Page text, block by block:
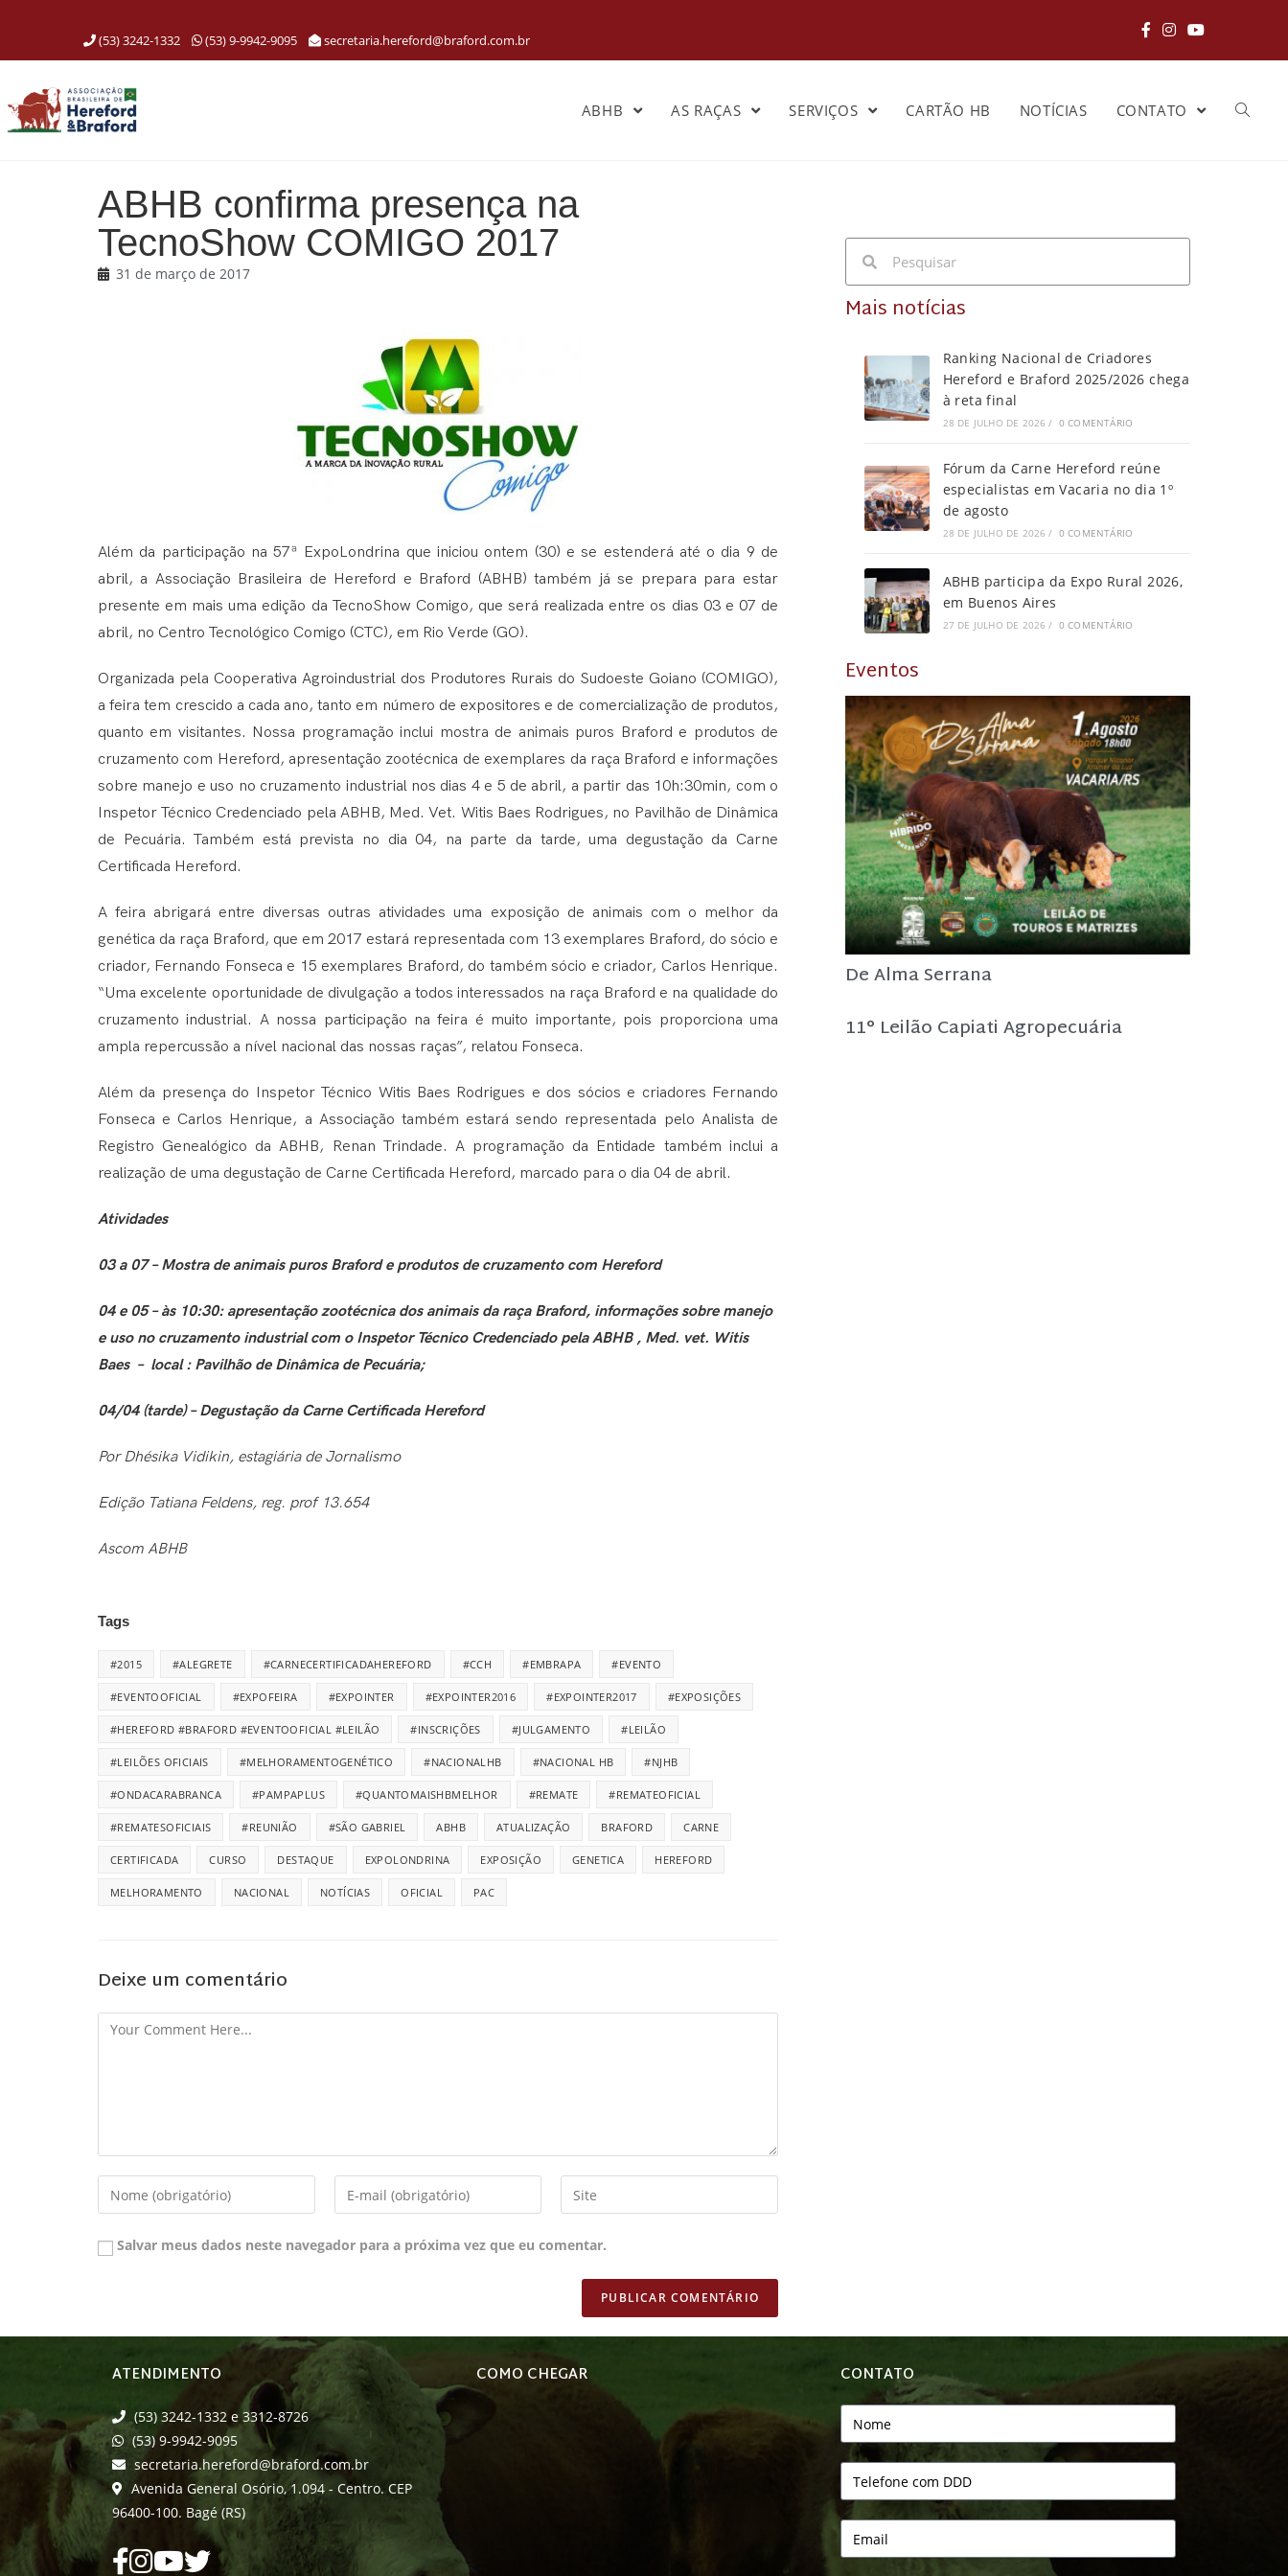
(53) 3242-1332 (53) 9-9942-9095 secretaria.hereford@braford.com.br
ABHB AS RAÇAS SERVIÇOS CARTÃO HB NOTÍCIAS CONTATO
ABHB confirma presença na
TecnoShow COMIGO 2017
31 de março de 2017
Além da participação na 57ª ExpoLondrina que iniciou ontem (30) e se estenderá até o dia 9 de
abril, a Associação Brasileira de Hereford e Braford (ABHB) também já se prepara para estar
presente em mais uma edição da TecnoShow Comigo, que será realizada entre os dias 03 e 07 de
abril, no Centro Tecnológico Comigo (CTC), em Rio Verde (GO).
Organizada pela Cooperativa Agroindustrial dos Produtores Rurais do Sudoeste Goiano (COMIGO),
a feira tem crescido a cada ano, tanto em número de expositores e de comercialização de produtos,
quanto em visitantes. Nossa programação inclui mostra de animais puros Braford e produtos de
cruzamento com Hereford, apresentação zootécnica de exemplares da raça Braford e informações
sobre manejo e uso no cruzamento industrial nos dias 4 e 5 de abril, a partir das 10h:30min, com o
Inspetor Técnico Credenciado pela ABHB, Med. Vet. Witis Baes Rodrigues, no Pavilhão de Dinâmica
de Pecuária. Também está prevista no dia 04, na parte da tarde, uma degustação da Carne
Certificada Hereford.
A feira abrigará entre diversas outras atividades uma exposição de animais com o melhor da
genética da raça Braford, que em 2017 estará representada com 13 exemplares Braford, do sócio e
criador, Fernando Fonseca e 15 exemplares Braford, do também sócio e criador, Carlos Henrique.
“Uma excelente oportunidade de divulgação a todos interessados na raça Braford e na qualidade do
cruzamento industrial. A nossa participação na feira é muito importante, pois proporciona uma
ampla repercussão a nível nacional das nossas raças”, relatou Fonseca.
Além da presença do Inspetor Técnico Witis Baes Rodrigues e dos sócios e criadores Fernando
Fonseca e Carlos Henrique, a Associação também estará sendo representada pelo Analista de
Registro Genealógico da ABHB, Renan Trindade. A programação da Entidade também inclui a
realização de uma degustação de Carne Certificada Hereford, marcado para o dia 04 de abril.
Atividades
03 a 07 – Mostra de animais puros Braford e produtos de cruzamento com Hereford
04 e 05 – às 10:30: apresentação zootécnica dos animais da raça Braford, informações sobre manejo
e uso no cruzamento industrial com o Inspetor Técnico Credenciado pela ABHB , Med. vet. Witis
Baes – local : Pavilhão de Dinâmica de Pecuária;
04/04 (tarde) – Degustação da Carne Certificada Hereford
Por Dhésika Vidikin, estagiária de Jornalismo
Edição Tatiana Feldens, reg. prof 13.654
Ascom ABHB
Tags
#2015 #ALEGRETE #CARNECERTIFICADAHEREFORD #CCH #EMBRAPA #EVENTO
#EVENTOOFICIAL #EXPOFEIRA #EXPOINTER #EXPOINTER2016 #EXPOINTER2017 #EXPOSIÇÕES
#HEREFORD #BRAFORD #EVENTOOFICIAL #LEILÃO #INSCRIÇÕES #JULGAMENTO #LEILÃO
#LEILÕES OFICIAIS #MELHORAMENTOGENÉTICO #NACIONALHB #NACIONAL HB #NJHB
#ONDACARABRANCA #PAMPAPLUS #QUANTOMAISHBMELHOR #REMATE #REMATEOFICIAL
#REMATESOFICIAIS #REUNIÃO #SÃO GABRIEL ABHB ATUALIZAÇÃO BRAFORD CARNE
CERTIFICADA CURSO DESTAQUE EXPOLONDRINA EXPOSIÇÃO GENETICA HEREFORD
MELHORAMENTO NACIONAL NOTÍCIAS OFICIAL PAC
Deixe um comentário
Salvar meus dados neste navegador para a próxima vez que eu comentar.
Mais notícias
Ranking Nacional de Criadores
Hereford e Braford 2025/2026 chega
à reta final
28 DE JULHO DE 2026 / 0 COMENTÁRIO
Fórum da Carne Hereford reúne
especialistas em Vacaria no dia 1º
de agosto
28 DE JULHO DE 2026 / 0 COMENTÁRIO
ABHB participa da Expo Rural 2026,
em Buenos Aires
27 DE JULHO DE 2026 / 0 COMENTÁRIO
Eventos
De Alma Serrana
11° Leilão Capiati Agropecuária
ATENDIMENTO
(53) 3242-1332 e 3312-8726
(53) 9-9942-9095
secretaria.hereford@braford.com.br
Avenida General Osório, 1.094 - Centro. CEP
96400-100. Bagé (RS)
COMO CHEGAR CONTATO